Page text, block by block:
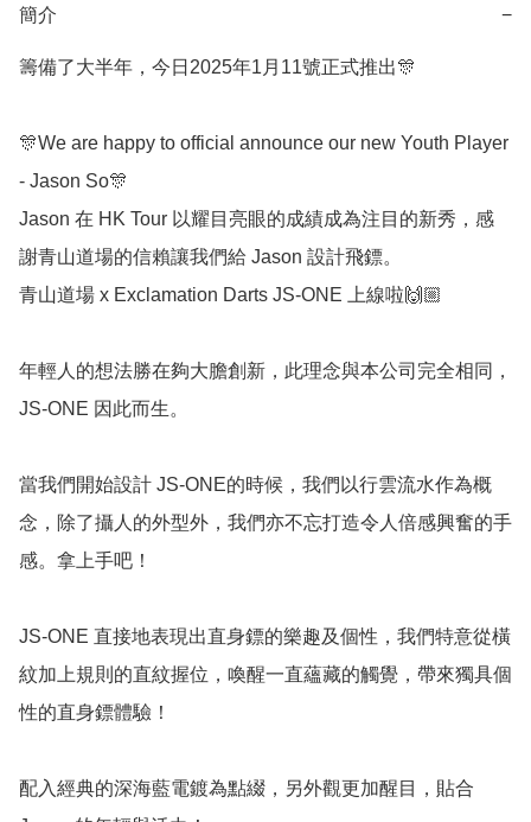
簡介 −
籌備了大半年，今日2025年1月11號正式推出🎊
🎊We are happy to official announce our new Youth Player
- Jason So🎊
Jason 在 HK Tour 以耀目亮眼的成績成為注目的新秀，感
謝青山道場的信賴讓我們給 Jason 設計飛鏢。
青山道場 x Exclamation Darts JS-ONE 上線啦🙌🏼
年輕人的想法勝在夠大膽創新，此理念與本公司完全相同，
JS-ONE 因此而生。
當我們開始設計 JS-ONE的時候，我們以行雲流水作為概
念，除了攝人的外型外，我們亦不忘打造令人倍感興奮的手
感。拿上手吧！
JS-ONE 直接地表現出直身鏢的樂趣及個性，我們特意從橫
紋加上規則的直紋握位，喚醒一直蘊藏的觸覺，帶來獨具個
性的直身鏢體驗！
配入經典的深海藍電鍍為點綴，另外觀更加醒目，貼合